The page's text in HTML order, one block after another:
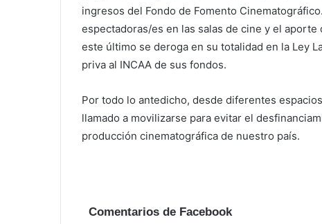
ingresos del Fondo de Fomento
espectadoras/es en las salas de cine y el
este último se deroga en su totalidad en la Ley
priva al INCAA de sus fondos.
Por todo lo antedicho, desde diferentes
llamado a movilizarse para evitar el
producción cinematográfica de nuestro país.
Comentarios de Facebook